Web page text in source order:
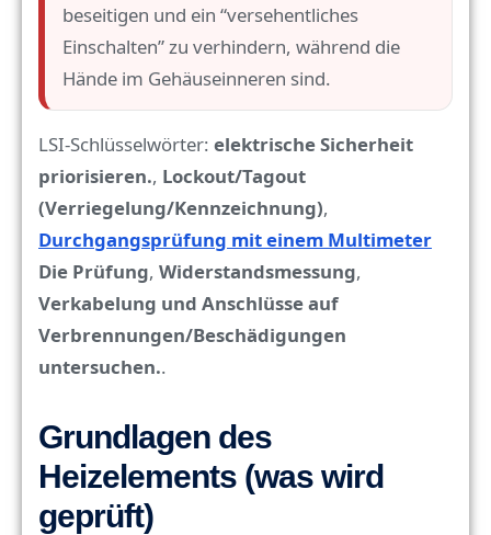
beseitigen und ein “versehentliches
Einschalten” zu verhindern, während die
Hände im Gehäuseinneren sind.
LSI-Schlüsselwörter: elektrische Sicherheit
priorisieren., Lockout/Tagout
(Verriegelung/Kennzeichnung),
Durchgangsprüfung mit einem Multimeter
Die Prüfung, Widerstandsmessung,
Verkabelung und Anschlüsse auf
Verbrennungen/Beschädigungen
untersuchen..
Grundlagen des
Heizelements (was wird
geprüft)